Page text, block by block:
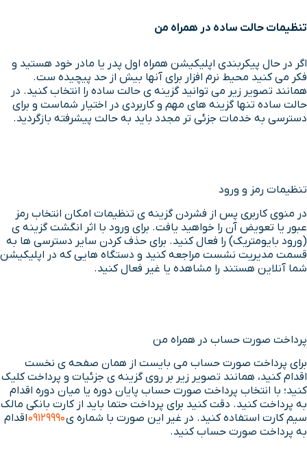
تنظیمات حالت ساده در همراه من
اگر در حال پیکربندی اپلیکیشن همراه اول پدر یا مادر خود هستید و
فکر می کنید محیط نرم افزار برای آنها بیش از حد پیچیده ست.
همانند تصویر زیر می توانید گزینه ی حالت ساده را انتخاب کنید. در
حالت ساده تنها گزینه های مهم و کاربردی در اختیار شماست و برای
دسترسی به خدمات جزئی تر مجدد باید به حالت پیشرفته بازگردید.
تنظیمات رمز و ورود
در منوی کاربری پس از فشردن گزینه ی تنظیمات امکان انتخاب رمز
عبور یا تعویض آن را خواهید یافت. برای ورود با اثر انگشت گزینه ی
(ورود بایومتریک) را فعال کنید. برای حذف کردن سایر دسترسی ها به
قسمت مدیریت نشست مراجعه کنید و دستگاه هایی که در اپلیکیشن
شما آنلاین هستند را مشاهده یا غیر فعال کنید.
پرداخت صورت حساب در همراه من
برای پرداخت صورت حساب می بایست از همان صفحه ی نخست
اقدام کنید، همانند تصویر زیر بر روی گزینه ی جزئیات و پرداخت کلیک
کنید؛ با انتخاب پرداخت صورت حساب پایان دوره یا میان دوره اقدام
به پرداخت کنید. دقت کنید برای پرداخت حتما باید از کارت بانکی مالک
سیم کارت استفاده کنید. در غیر این صورت با شماره ی09129990اقدام
به پرداخت صورت حساب کنید.